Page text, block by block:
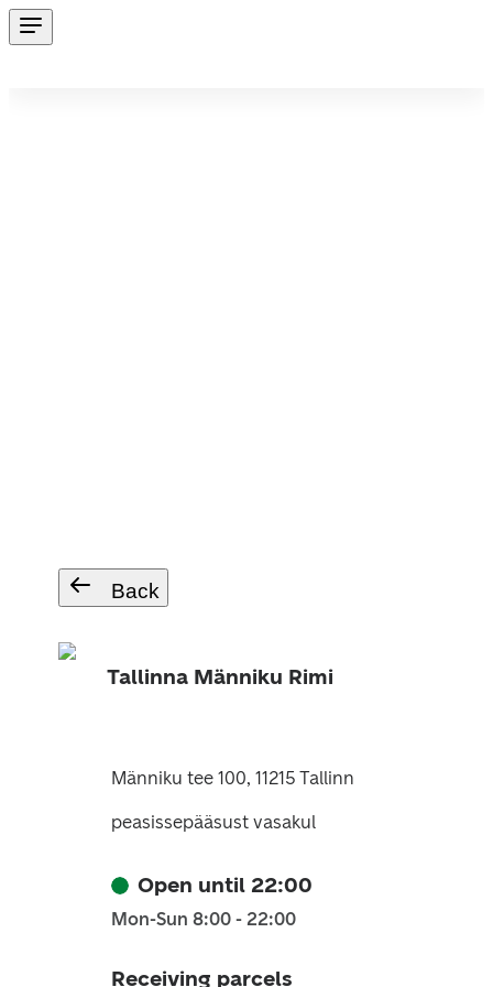
Back
Tallinna Männiku Rimi
Männiku tee 100, 11215 Tallinn
peasissepääsust vasakul
Open until 22:00
Mon-Sun 8:00 - 22:00
Receiving parcels